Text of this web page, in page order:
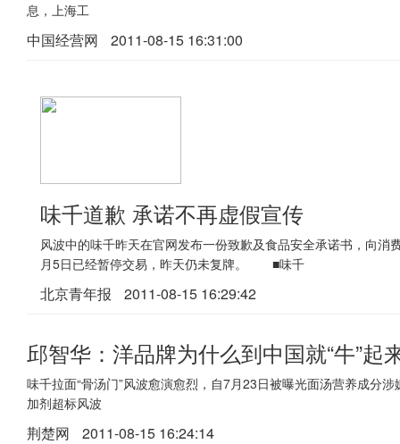
息，上海工
中国经营网 2011-08-15 16:31:00
味千道歉 承诺不再虚假宣传
风波中的味千昨天在官网发布一份致歉及食品安全承诺书，向
月5日已经暂停交易，昨天仍未复牌。 ■味千
北京青年报 2011-08-15 16:29:42
邱智华：洋品牌为什么到中国就“牛”起
味千拉面“骨汤门”风波愈演愈烈，自7月23日被曝光面汤营养成分
加剂超标风波
荆楚网 2011-08-15 16:24:14